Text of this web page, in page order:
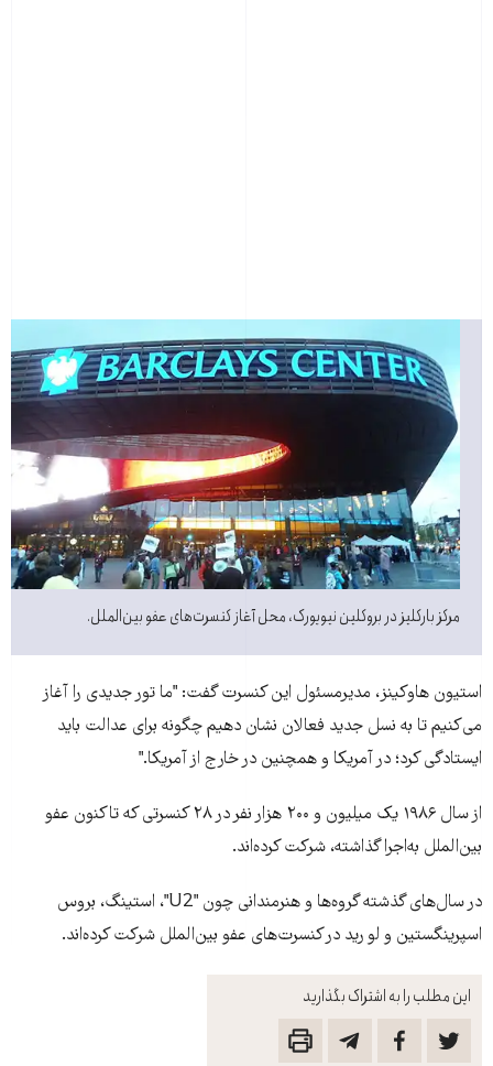
این مطلب را به اشتراک بگذارید
مرکز بارکلیز در بروکلين نيويورک، محل آغاز کنسرت‌های عفو بين‌الملل.
استيون هاوکينز، مديرمسئول اين کنسرت گفت: "ما تور جديدی را آغاز
می‌کنيم تا به نسل جديد فعالان نشان دهيم چگونه برای عدالت بايد
ايستادگی کرد؛ در آمريکا و همچنين در خارج از آمريکا."
از سال ۱۹۸۶ يک ميليون و ۲۰۰ هزار نفر در ۲۸ کنسرتی که تاکنون عفو
بين‌الملل به‌اجرا گذاشته، شرکت کرده‌اند.
در سال‌های گذشته گروه‌ها و هنرمندانی چون "U2"، استينگ، بروس
اسپرينگستين و لو ريد در کنسرت‌های عفو بين‌الملل شرکت کرده‌اند.